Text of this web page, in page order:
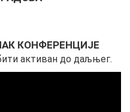
КОНФЕРЕНЦИЈЕ
активан до даљњег.